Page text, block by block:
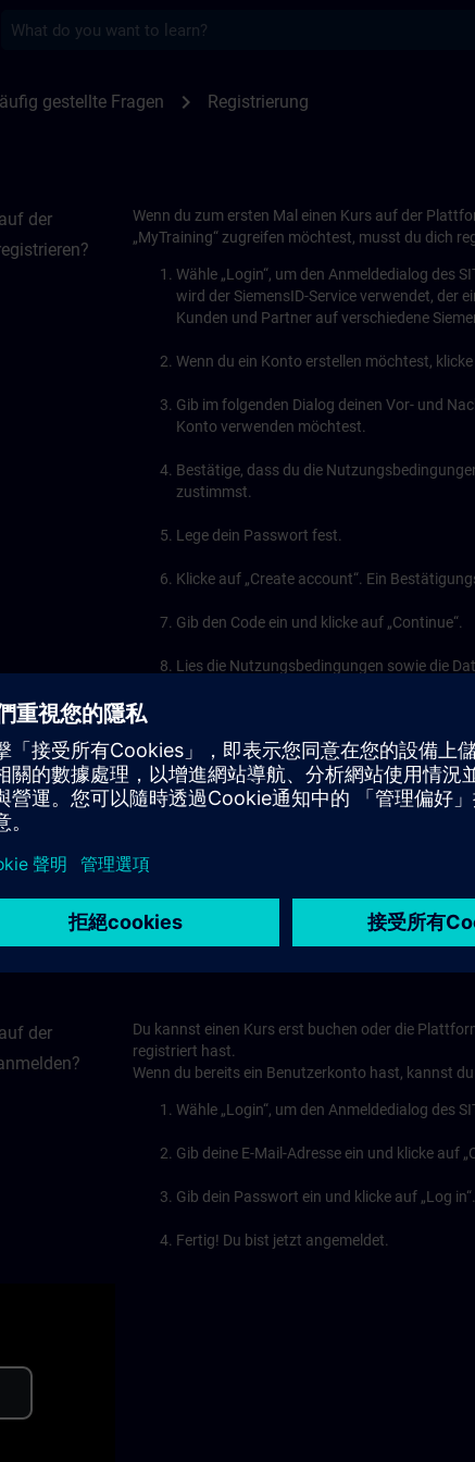
gestellte Fragen chevron_right Registrierung
der
Wenn du zum ersten Mal einen Kurs auf der
„MyTraining“ zugreifen möchtest, musst du dich
Wähle „Login“, um den Anmeldedialog des
wird der SiemensID-Service verwendet, der
Kunden und Partner auf verschiedene
Wenn du ein Konto erstellen möchtest, klicke
Gib im folgenden Dialog deinen Vor- und
Konto verwenden möchtest.
Bestätige, dass du die
zustimmst.
Lege dein Passwort fest.
Klicke auf „Create account“. Ein
Gib den Code ein und klicke auf „Continue“.
Lies die Nutzungsbedingungen sowie die
Play
der
Du kannst einen Kurs erst buchen oder die
registriert hast.
Wenn du bereits ein Benutzerkonto hast, kannst
Wähle „Login“, um den Anmeldedialog des
Gib deine E-Mail-Adresse ein und klicke auf
Gib dein Passwort ein und klicke auf „Log in“.
Fertig! Du bist jetzt angemeldet.